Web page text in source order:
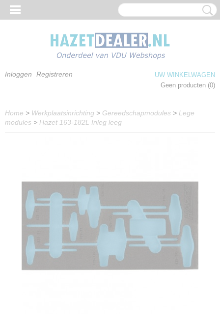
Inloggen Registreren
UW WINKELWAGEN
Geen producten (0)
Home > Werkplaatsinrichting > Gereedschapmodules > Lege
modules > Hazet 163-182L Inleg leeg